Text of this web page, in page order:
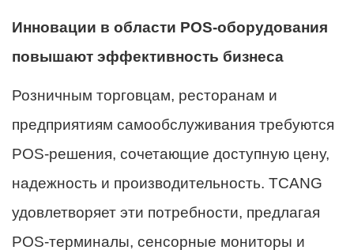
Инновации в области POS-оборудования
повышают эффективность бизнеса
Розничным торговцам, ресторанам и
предприятиям самообслуживания требуются
POS-решения, сочетающие доступную цену,
надежность и производительность. TCANG
удовлетворяет эти потребности, предлагая
POS-терминалы, сенсорные мониторы и